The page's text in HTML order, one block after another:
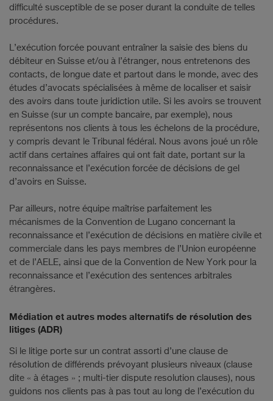
difficulté susceptible de se poser durant la conduite de telles
procédures.
L’exécution forcée pouvant entraîner la saisie des biens du
débiteur en Suisse et/ou à l’étranger, nous entretenons des
contacts, de longue date et partout dans le monde, avec des
études d’avocats spécialisées à même de localiser et saisir
des avoirs dans toute juridiction utile. Si les avoirs se trouvent
en Suisse (sur un compte bancaire, par exemple), nous
représentons nos clients à tous les échelons de la procédure,
y compris devant le Tribunal fédéral. Nous avons joué un rôle
actif dans certaines affaires qui ont fait date, portant sur la
reconnaissance et l’exécution forcée de décisions de gel
d’avoirs en Suisse.
Par ailleurs, notre équipe maîtrise parfaitement les
mécanismes de la Convention de Lugano concernant la
reconnaissance et l’exécution de décisions en matière civile et
commerciale dans les pays membres de l’Union européenne
et de l’AELE, ainsi que de la Convention de New York pour la
reconnaissance et l’exécution des sentences arbitrales
étrangères.
Médiation et autres modes alternatifs de résolution des
litiges (ADR)
Si le litige porte sur un contrat assorti d’une clause de
résolution de différends prévoyant plusieurs niveaux (clause
dite « à étages » ; multi-tier dispute resolution clauses), nous
guidons nos clients pas à pas tout au long de l’exécution du